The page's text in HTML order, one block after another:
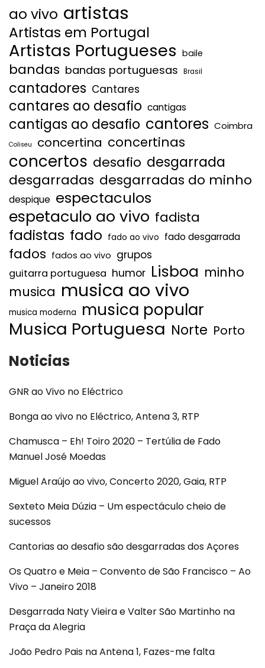
ao vivo artistas
Artistas em Portugal
Artistas Portugueses baile
bandas bandas portuguesas Brasil
cantadores Cantares
cantares ao desafio cantigas
cantigas ao desafio cantores Coimbra
Coliseu concertina concertinas
concertos desafio desgarrada
desgarradas desgarradas do minho
despique espectaculos
espetaculo ao vivo fadista
fadistas fado fado ao vivo fado desgarrada
fados fados ao vivo grupos
guitarra portuguesa humor Lisboa minho
musica musica ao vivo
musica moderna musica popular
Musica Portuguesa Norte Porto
Noticias
GNR ao Vivo no Eléctrico
Bonga ao vivo no Eléctrico, Antena 3, RTP
Chamusca – Eh! Toiro 2020 – Tertúlia de Fado
Manuel José Moedas
Miguel Araújo ao vivo, Concerto 2020, Gaia, RTP
Sexteto Meia Dúzia – Um espectáculo cheio de
sucessos
Cantorias ao desafio são desgarradas dos Açores
Os Quatro e Meia – Convento de São Francisco – Ao
Vivo – Janeiro 2018
Desgarrada Naty Vieira e Valter São Martinho na
Praça da Alegria
João Pedro Pais na Antena 1, Fazes-me falta